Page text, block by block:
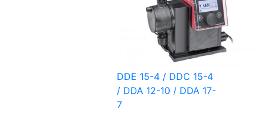
DDE 15-4 / DDC 15-4
/ DDA 12-10 / DDA 17-
7